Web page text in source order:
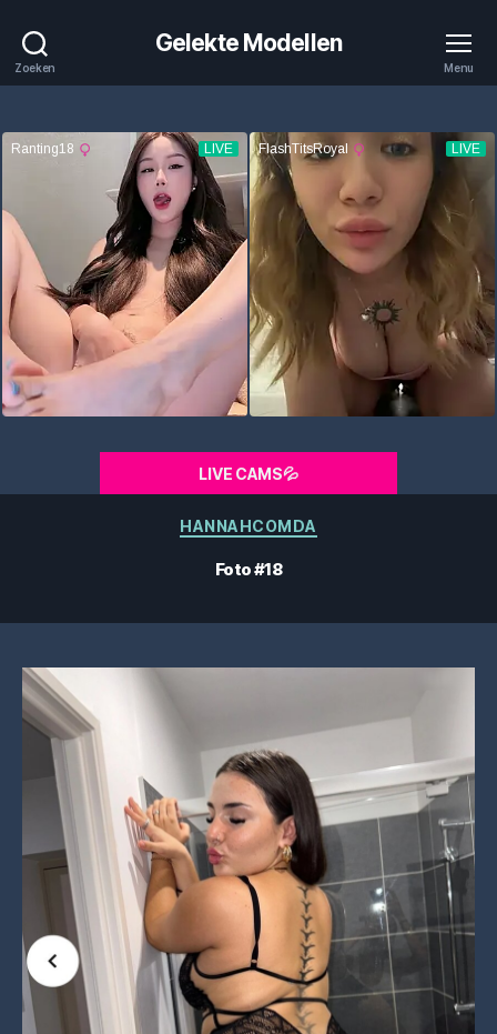
Zoeken
Gelekte Modellen
Menu
LIVE CAMS💦
Categorieën
HANNAHCOMDA
Foto #18